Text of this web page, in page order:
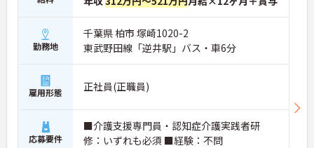
勤務地
千葉県 柏市 塚崎1020-2
東武野田線「逆井駅」バス・車6分
雇用形態 正社員(正職員)
応募要件
■介護支援専門員・認知症介護実践者研
修：いずれも必須 ■経験：不問